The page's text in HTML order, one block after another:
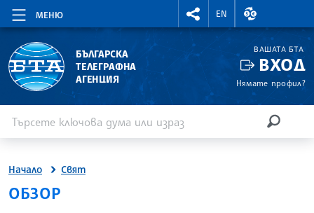
МЕНЮ
RIGHTMENU.SOCIAL
EN
ВАЛУТНИ
БЪЛГАРСКА
ТЕЛЕГРАФНА
АГЕНЦИЯ
ВАШАТА БТА
ВХОД
Нямате профил?
Начало Свят
ОБЗОР